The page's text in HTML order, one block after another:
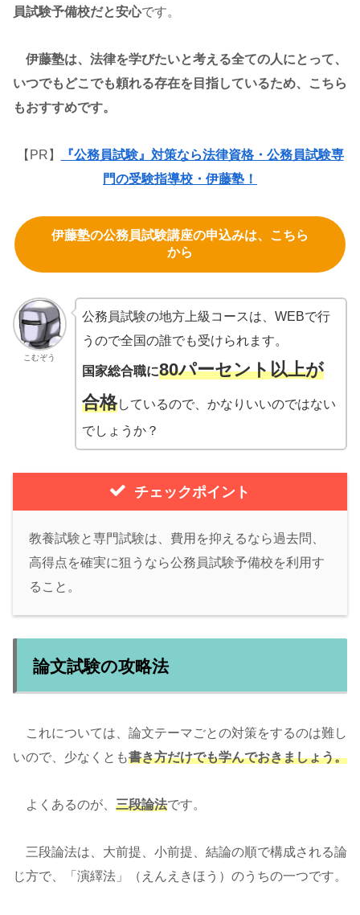
員試験予備校だと安心です。
伊藤塾は、法律を学びたいと考える全ての人にとって、
いつでもどこでも頼れる存在を目指しているため、こちら
もおすすめです。
【PR】
『公務員試験』対策なら法律資格・公務員試験専
門の受験指導校・伊藤塾！
伊藤塾の公務員試験講座の申込みは、こちら
から
こむぞう
公務員試験の地方上級コースは、WEBで行
うので全国の誰でも受けられます。
国家総合職に80パーセント以上が
合格しているので、かなりいいのではない
でしょうか？
チェックポイント
教養試験と専門試験は、費用を抑えるなら過去問、
高得点を確実に狙うなら公務員試験予備校を利用す
ること。
論文試験の攻略法
これについては、論文テーマごとの対策をするのは難し
いので、少なくとも書き方だけでも学んでおきましょう。
よくあるのが、 三段論法です。
三段論法は、大前提、小前提、結論の順で構成される論
じ方で、「演繹法」（えんえきほう）のうちの一つです。